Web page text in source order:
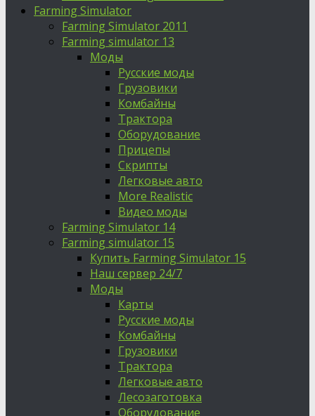
Farming Simulator
Farming Simulator 2011
Farming simulator 13
Моды
Русские моды
Грузовики
Комбайны
Трактора
Оборудование
Прицепы
Скрипты
Легковые авто
More Realistic
Видео моды
Farming Simulator 14
Farming simulator 15
Купить Farming Simulator 15
Наш сервер 24/7
Моды
Карты
Русские моды
Комбайны
Грузовики
Трактора
Легковые авто
Лесозаготовка
Оборудование